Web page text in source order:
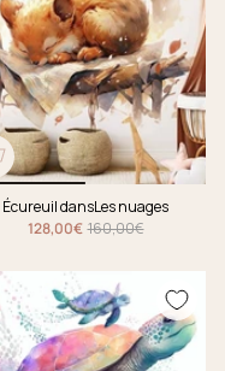
Écureuil dansLes nuages
128,00€ 160,00€